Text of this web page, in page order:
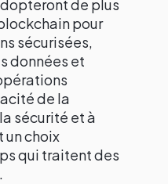
de plus
pour
sécurisées,
données et
de la
sécurité et à
un choix
qui traitent des